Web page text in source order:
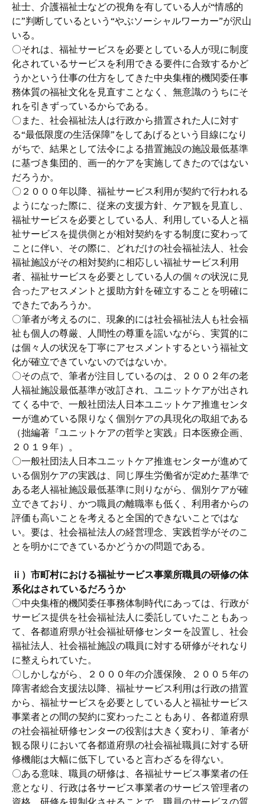
祉士、介護福祉士などの視角を有している人が“情感的
に”判断しているという“やぶソーシャルワーカー”が沢山
いる。
〇それは、福祉サービスを必要としている人が現に制度
化されているサービスを利用できる要件に合致するかど
うかという仕事の仕方をしてきた中央集権的機関委任事
務体質の福祉文化を見直すことなく、無意識のうちにそ
れを引きずっているからである。
〇また、社会福祉法人は行政から措置された人に対す
る“最低限度の生活保障”をしてあげるという目線になり
がちで、結果として法令による措置施設の施設最低基準
に基づき集団的、画一的ケアを実施してきたのではない
だろうか。
〇２０００年以降、福祉サービス利用が契約で行われる
ようになった際に、従来の支援方針、ケア観を見直し、
福祉サービスを必要としている人、利用している人と福
祉サービスを提供側とが相対契約をする制度に変わって
ことに伴い、その際に、どれだけの社会福祉法人、社会
福祉施設がその相対契約に相応しい福祉サービス利用
者、福祉サービスを必要としている人の個々の状況に見
合ったアセスメントと援助方針を確立することを明確に
できたであろうか。
〇筆者が考えるのに、現象的には社会福祉法人も社会福
祉も個人の尊厳、人間性の尊重を謡いながら、実質的に
は個々人の状況を丁寧にアセスメントするという福祉文
化が確立できていないのではないか。
〇その点で、筆者が注目しているのは、２００２年の老
人福祉施設最低基準が改訂され、ユニットケアが出され
てくる中で、一般社団法人日本ユニットケア推進センタ
ーが進めている限りなく個別ケアの具現化の取組である
（拙編著『ユニットケアの哲学と実践』日本医療企画、
２０１９年）。
〇一般社団法人日本ユニットケア推進センターが進めて
いる個別ケアの実践は、同じ厚生労働省が定めた基準で
ある老人福祉施設最低基準に則りながら、個別ケアが確
立できており、かつ職員の離職率も低く、利用者からの
評価も高いことを考えると全国的できないことではな
い。要は、社会福祉法人の経営理念、実践哲学がそのこ
とを明かにできているかどうかの問題である。
ⅱ）市町村における福祉サービス事業所職員の研修の体
系化はされているだろうか
〇中央集権的機関委任事務体制時代にあっては、行政が
サービス提供を社会福祉法人に委託していたこともあっ
て、各都道府県が社会福祉研修センターを設置し、社会
福祉法人、社会福祉施設の職員に対する研修がそれなり
に整えられていた。
〇しかしながら、２０００年の介護保険、２００５年の
障害者総合支援法以降、福祉サービス利用は行政の措置
から、福祉サービスを必要としている人と福祉サービス
事業者との間の契約に変わったこともあり、各都道府県
の社会福祉研修センターの役割は大きく変わり、筆者が
観る限りにおいて各都道府県の社会福祉職員に対する研
修機能は大幅に低下していると言わざるを得ない。
〇ある意味、職員の研修は、各福祉サービス事業者の任
意となり、行政は各サービス事業者のサービス管理者の